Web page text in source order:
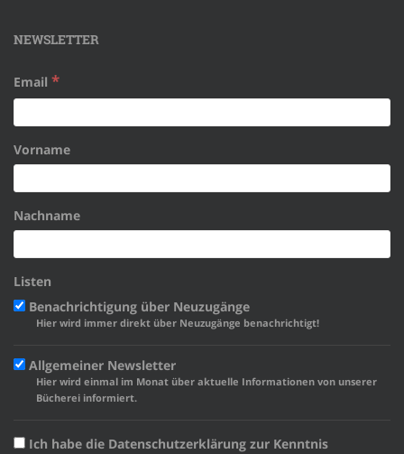
NEWSLETTER
Email *
Vorname
Nachname
Listen
Benachrichtigung über Neuzugänge
Hier wird immer direkt über Neuzugänge benachrichtigt!
Allgemeiner Newsletter
Hier wird einmal im Monat über aktuelle Informationen von unserer
Bücherei informiert.
Ich habe die Datenschutzerklärung zur Kenntnis